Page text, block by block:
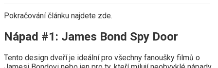
Pokračování článku najdete zde.
Nápad #1: James Bond Spy Door
Tento design dveří je ideální pro všechny fanoušky filmů o